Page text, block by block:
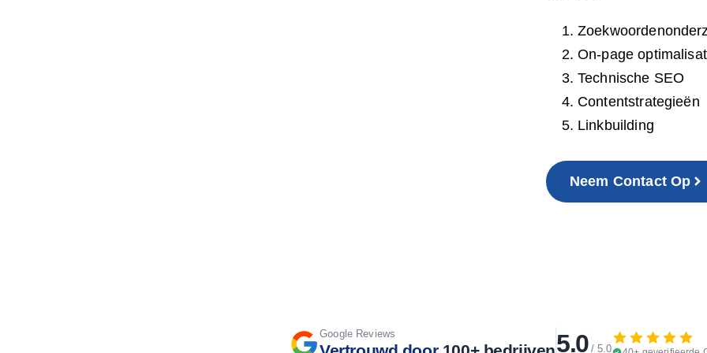
On-page
Technische SEO
Contentstrategieën
Linkbuilding
Neem Contact Op
Google Reviews 5.0 / 5.0